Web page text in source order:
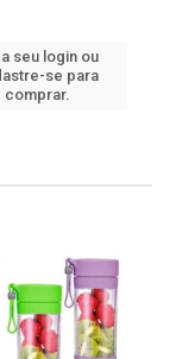
seu login ou
se para
comprar.